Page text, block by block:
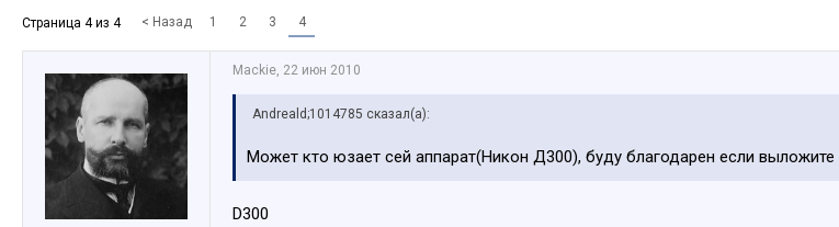
Страница 4 из 4 < Назад 1 2 3 4
Mackie, 22 июн 2010
Andreald;1014785 сказал(а):
Может кто юзает сей аппарат(Никон Д300), буду благодарен если выложите
D300